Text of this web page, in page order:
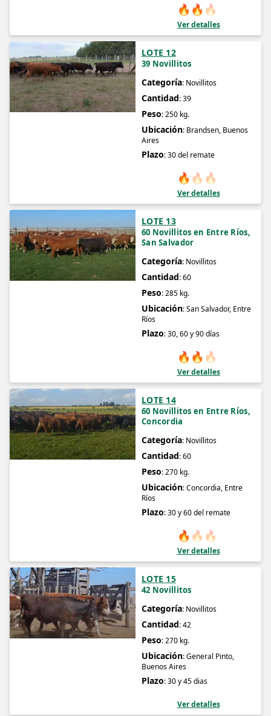
🔥 🔥 🔥
Ver detalles
LOTE 12
39 Novillitos
Categoría: Novillitos
Cantidad: 39
Peso: 250 kg.
Ubicación: Brandsen, Buenos
Aires
Plazo: 30 del remate
🔥 🔥 🔥
Ver detalles
LOTE 13
60 Novillitos en Entre Ríos,
San Salvador
Categoría: Novillitos
Cantidad: 60
Peso: 285 kg.
Ubicación: San Salvador, Entre
Ríos
Plazo: 30, 60 y 90 días
🔥 🔥 🔥
Ver detalles
LOTE 14
60 Novillitos en Entre Ríos,
Concordia
Categoría: Novillitos
Cantidad: 60
Peso: 270 kg.
Ubicación: Concordia, Entre
Ríos
Plazo: 30 y 60 del remate
🔥 🔥 🔥
Ver detalles
LOTE 15
42 Novillitos
Categoría: Novillitos
Cantidad: 42
Peso: 270 kg.
Ubicación: General Pinto,
Buenos Aires
Plazo: 30 y 45 dias
Ver detalles